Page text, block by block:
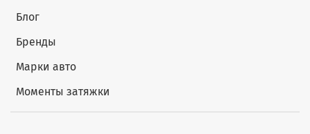
Блог
Бренды
Марки авто
Моменты затяжки